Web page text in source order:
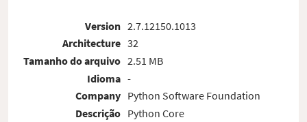
Version
Architecture
Tamanho do arquivo
Idioma
Company
Descrição
2.7.12150.1013
32
2.51 MB
-
Python Software Foundation
Python Core